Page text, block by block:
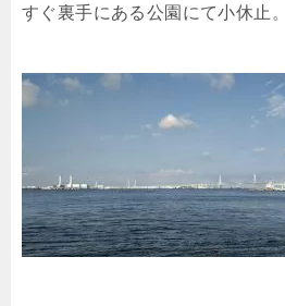
すぐ裏手にある公園にて小休止。